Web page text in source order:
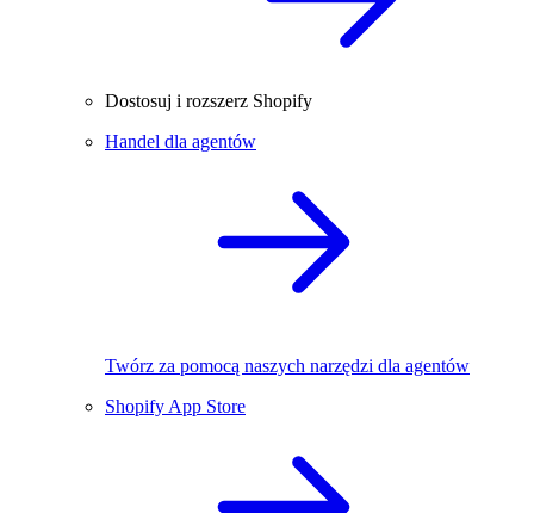
Dostosuj i rozszerz Shopify
Handel dla agentów
Twórz za pomocą naszych narzędzi dla agentów
Shopify App Store